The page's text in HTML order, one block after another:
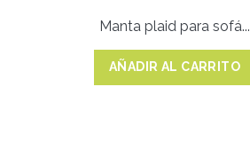
Manta plaid para sofá...
AÑADIR AL CARRITO